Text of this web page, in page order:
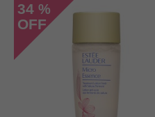
34 %
OFF